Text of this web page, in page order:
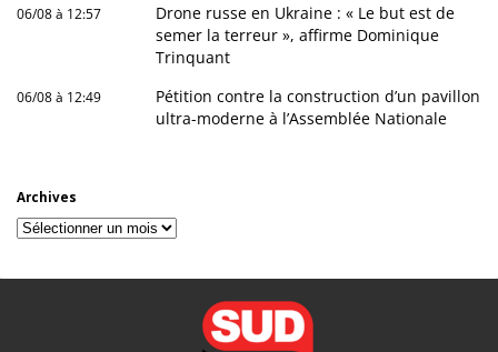
06/08 à 12:57
Drone russe en Ukraine : « Le but est de
semer la terreur », affirme Dominique
Trinquant
06/08 à 12:49
Pétition contre la construction d’un pavillon
ultra-moderne à l’Assemblée Nationale
Archives
Archives